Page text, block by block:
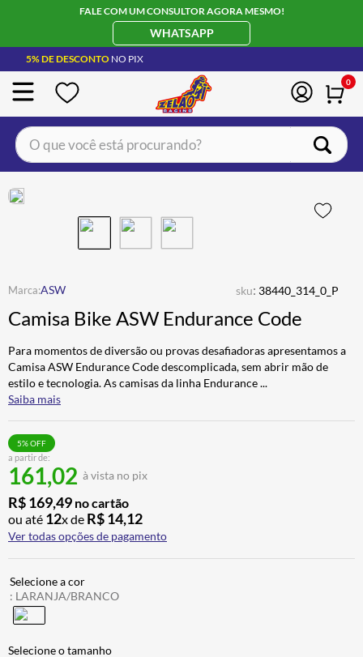
FALE COM UM CONSULTOR AGORA MESMO!
WHATSAPP
5% DE DESCONTO NO PIX
0
O que você está procurando?
ASW sku: 38440_314_0_P
Camisa Bike ASW Endurance Code
Para momentos de diversão ou provas desafiadoras apresentamos a
Camisa ASW Endurance Code descomplicada, sem abrir mão de
estilo e tecnologia. As camisas da linha Endurance...
Saiba mais
a partir de:
161,02 à vista no pix
5% OFF
R$169,49 no cartão
ou até 12x de R$14,12
Ver todas opções de pagamento
: LARANJA/BRANCO
BOTA
4º ÓCULOS SOLAR
5º LUVA
6º BAU
7º CALÇA
8º ALPINESTAR
9º
10º